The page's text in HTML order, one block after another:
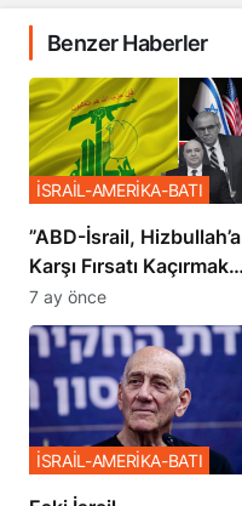
Benzer Haberler
​​​​​​​”ABD-İsrail, Hizbullah’a
Karşı Fırsatı Kaçırmak
İstemiyor”
İSRAİL-AMERİKA-BATI
7 ay önce
İSRAİL-AMERİKA-BATI